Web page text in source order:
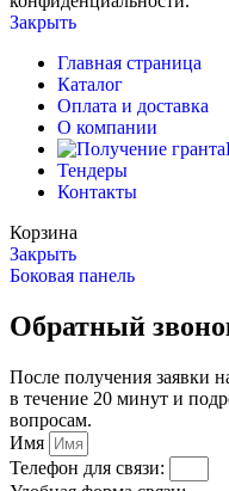
Закрыть
Главная страница
Каталог
Оплата и доставка
О компании
Тендеры
Контакты
Корзина
Закрыть
Боковая панель
Обратный
После получения заявки
в течение 20 минут и
вопросам.
Имя
Телефон для связи: